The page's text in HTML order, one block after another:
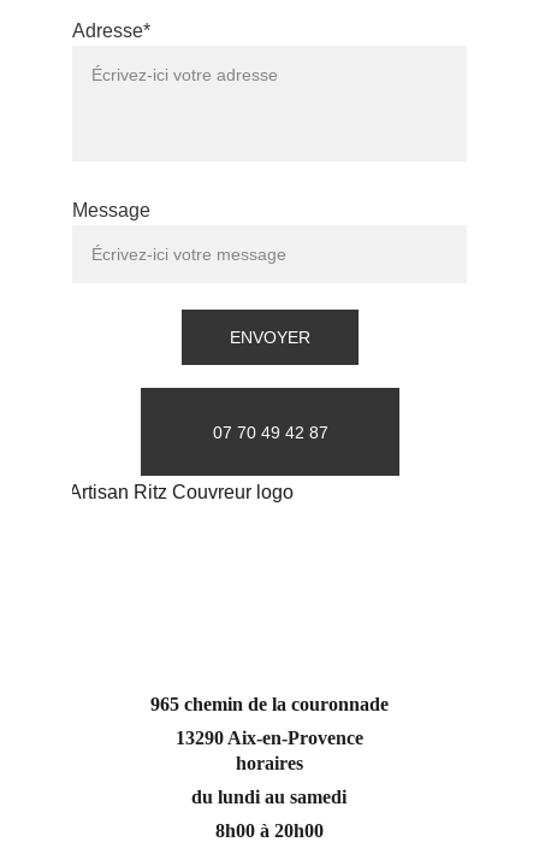
Adresse*
Message
ENVOYER
07 70 49 42 87
965 chemin de la couronnade
13290 Aix-en-Provence
horaires
du lundi au samedi
8h00 à 20h00